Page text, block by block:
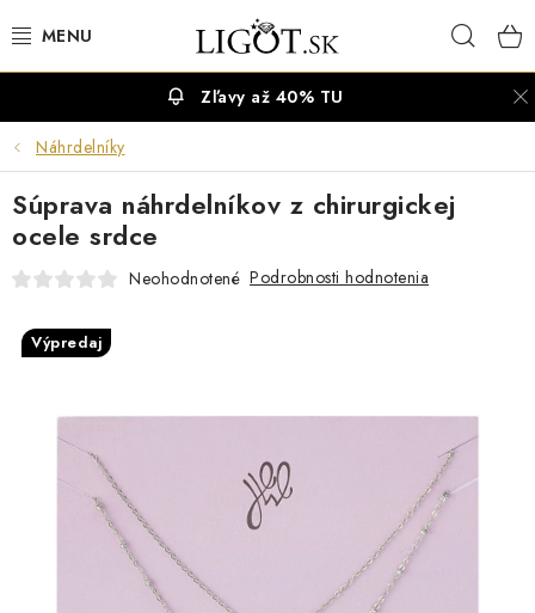
na
NÁHRDELNÍKY
NÁRAMKY
PRSTENE
OBRÚČKY
RETIAZKY
Zľavy až 40% TU
Náhrdelníky
Súprava náhrdelníkov z chirurgickej
ocele srdce
Neohodnotené Podrobnosti hodnotenia
Výpredaj